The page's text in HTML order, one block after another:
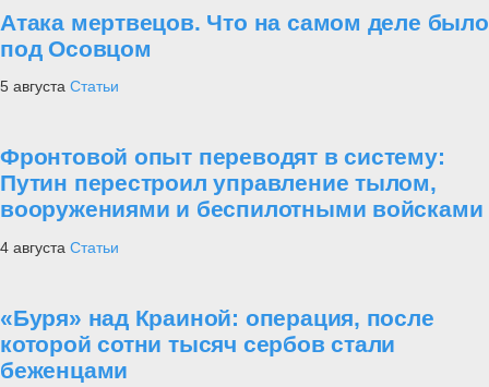
Атака мертвецов. Что на самом деле было
под Осовцом
5 августа Статьи
Фронтовой опыт переводят в систему:
Путин перестроил управление тылом,
вооружениями и беспилотными войсками
4 августа Статьи
«Буря» над Краиной: операция, после
которой сотни тысяч сербов стали
беженцами